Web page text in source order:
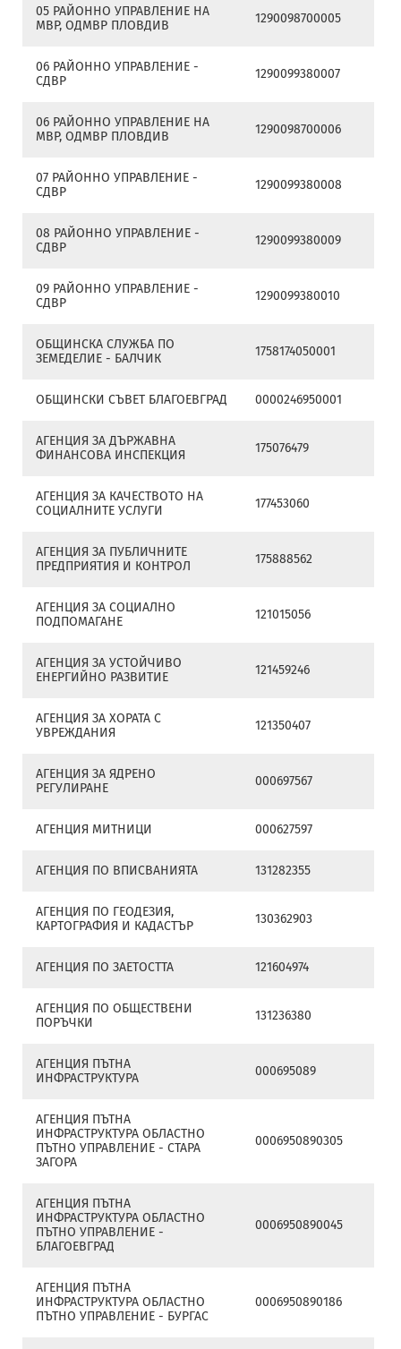
05 РАЙОННО УПРАВЛЕНИЕ НА
МВР, ОДМВР ПЛОВДИВ
1290098700005
06 РАЙОННО УПРАВЛЕНИЕ -
СДВР
1290099380007
06 РАЙОННО УПРАВЛЕНИЕ НА
МВР, ОДМВР ПЛОВДИВ
1290098700006
07 РАЙОННО УПРАВЛЕНИЕ -
СДВР
1290099380008
08 РАЙОННО УПРАВЛЕНИЕ -
СДВР
1290099380009
09 РАЙОННО УПРАВЛЕНИЕ -
СДВР
1290099380010
OБЩИНСКА СЛУЖБА ПО
ЗЕМЕДЕЛИЕ - БАЛЧИК
1758174050001
OБЩИНСКИ СЪВЕТ БЛАГОЕВГРАД 0000246950001
АГЕНЦИЯ ЗА ДЪРЖАВНА
ФИНАНСОВА ИНСПЕКЦИЯ
175076479
АГЕНЦИЯ ЗА КАЧЕСТВОТО НА
СОЦИАЛНИТЕ УСЛУГИ
177453060
АГЕНЦИЯ ЗА ПУБЛИЧНИТЕ
ПРЕДПРИЯТИЯ И КОНТРОЛ
175888562
АГЕНЦИЯ ЗА СОЦИАЛНО
ПОДПОМАГАНЕ
121015056
АГЕНЦИЯ ЗА УСТОЙЧИВО
ЕНЕРГИЙНО РАЗВИТИЕ
121459246
АГЕНЦИЯ ЗА ХОРАТА С
УВРЕЖДАНИЯ
121350407
АГЕНЦИЯ ЗА ЯДРЕНО
РЕГУЛИРАНЕ
000697567
АГЕНЦИЯ МИТНИЦИ 000627597
АГЕНЦИЯ ПО ВПИСВАНИЯТА 131282355
АГЕНЦИЯ ПО ГЕОДЕЗИЯ,
КАРТОГРАФИЯ И КАДАСТЪР
130362903
АГЕНЦИЯ ПО ЗАЕТОСТТА 121604974
АГЕНЦИЯ ПО ОБЩЕСТВЕНИ
ПОРЪЧКИ
131236380
АГЕНЦИЯ ПЪТНА
ИНФРАСТРУКТУРА
000695089
АГЕНЦИЯ ПЪТНА
ИНФРАСТРУКТУРА ОБЛАСТНО
ПЪТНО УПРАВЛЕНИЕ - СТАРА
ЗАГОРА
0006950890305
АГЕНЦИЯ ПЪТНА
ИНФРАСТРУКТУРА ОБЛАСТНО
ПЪТНО УПРАВЛЕНИЕ -
БЛАГОЕВГРАД
0006950890045
АГЕНЦИЯ ПЪТНА
ИНФРАСТРУКТУРА ОБЛАСТНО
ПЪТНО УПРАВЛЕНИЕ - БУРГАС
0006950890186